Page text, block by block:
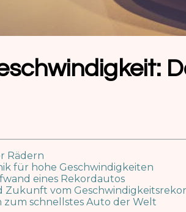
Rädern
für hohe Geschwindigkeiten
eines Rekordautos
Zukunft vom
zum schnellstes Auto der Welt